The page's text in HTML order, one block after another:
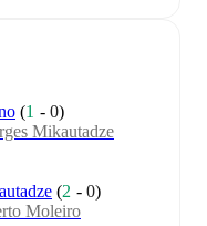
(1 -0)
Mikautadze
(2 -0)
Moleiro